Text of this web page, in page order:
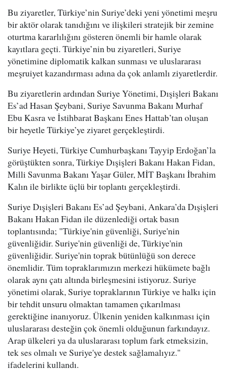
Bu ziyaretler, Türkiye’nin Suriye’deki yeni yönetimi meşru
bir aktör olarak tanıdığını ve ilişkileri stratejik bir zemine
oturtma kararlılığını gösteren önemli bir hamle olarak
kayıtlara geçti. Türkiye’nin bu ziyaretleri, Suriye
yönetimine diplomatik kalkan sunması ve uluslararası
meşruiyet kazandırması adına da çok anlamlı ziyaretlerdir.
Bu ziyaretlerin ardından Suriye Yönetimi, Dışişleri Bakanı
Es’ad Hasan Şeybani, Suriye Savunma Bakanı Murhaf
Ebu Kasra ve İstihbarat Başkanı Enes Hattab’tan oluşan
bir heyetle Türkiye’ye ziyaret gerçekleştirdi.
Suriye Heyeti, Türkiye Cumhurbaşkanı Tayyip Erdoğan’la
görüştükten sonra, Türkiye Dışişleri Bakanı Hakan Fidan,
Milli Savunma Bakanı Yaşar Güler, MİT Başkanı İbrahim
Kalın ile birlikte üçlü bir toplantı gerçekleştirdi.
Suriye Dışişleri Bakanı Es’ad Şeybani, Ankara’da Dışişleri
Bakanı Hakan Fidan ile düzenlediği ortak basın
toplantısında; "Türkiye'nin güvenliği, Suriye'nin
güvenliğidir. Suriye'nin güvenliği de, Türkiye'nin
güvenliğidir. Suriye'nin toprak bütünlüğü son derece
önemlidir. Tüm topraklarımızın merkezi hükümete bağlı
olarak aynı çatı altında birleşmesini istiyoruz. Suriye
yönetimi olarak, Suriye topraklarının Türkiye ve halkı için
bir tehdit unsuru olmaktan tamamen çıkarılması
gerektiğine inanıyoruz. Ülkenin yeniden kalkınması için
uluslararası desteğin çok önemli olduğunun farkındayız.
Arap ülkeleri ya da uluslararası toplum fark etmeksizin,
tek ses olmalı ve Suriye'ye destek sağlamalıyız."
ifadelerini kullandı.